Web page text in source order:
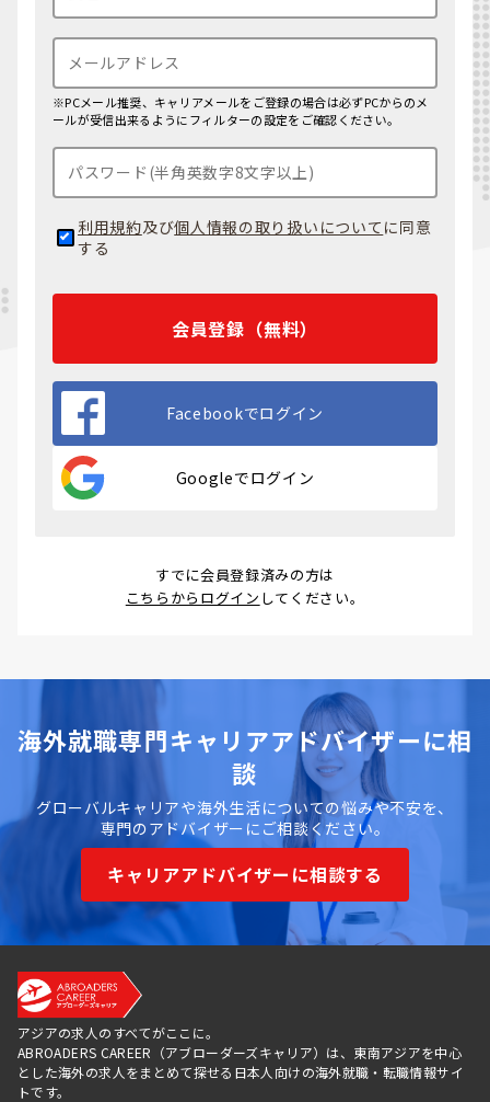
※PCメール推奨、キャリアメールをご登録の場合は必ずPCからのメ
ールが受信出来るようにフィルターの設定をご確認ください。
利用規約及び個人情報の取り扱いについて に同意
する
会員登録（無料）
Facebookでログイン
Googleでログイン
すでに会員登録済みの方は
こちらからログイン してください。
海外就職専門キャリアアドバイザーに相
談
グローバルキャリアや海外生活についての悩みや不安を、
専門のアドバイザーにご相談ください。
キャリアアドバイザーに相談する
アジアの求人のすべてがここに。
ABROADERS CAREER（アブローダーズキャリア）は、東南アジアを中心
とした海外の求人をまとめて探せる日本人向けの海外就職・転職情報サイ
トです。